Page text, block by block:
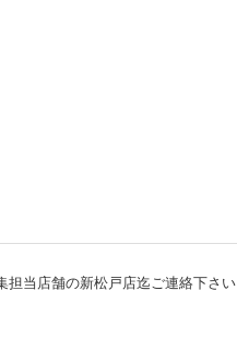
当店舗の新松戸店迄ご連絡下さい